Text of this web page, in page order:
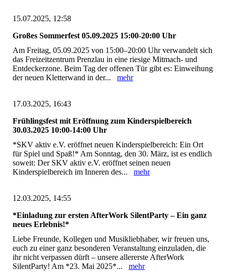
15.07.2025, 12:58
Großes Sommerfest 05.09.2025 15:00-20:00 Uhr
Am Freitag, 05.09.2025 von 15:00–20:00 Uhr verwandelt sich
das Freizeitzentrum Prenzlau in eine riesige Mitmach- und
Entdeckerzone. Beim Tag der offenen Tür gibt es: Einweihung
der neuen Kletterwand in der... mehr
17.03.2025, 16:43
Frühlingsfest mit Eröffnung zum Kinderspielbereich
30.03.2025 10:00-14:00 Uhr
*SKV aktiv e.V. eröffnet neuen Kinderspielbereich: Ein Ort
für Spiel und Spaß!* Am Sonntag, den 30. März, ist es endlich
soweit: Der SKV aktiv e.V. eröffnet seinen neuen
Kinderspielbereich im Inneren des... mehr
12.03.2025, 14:55
*Einladung zur ersten AfterWork SilentParty – Ein ganz
neues Erlebnis!*
Liebe Freunde, Kollegen und Musikliebhaber, wir freuen uns,
euch zu einer ganz besonderen Veranstaltung einzuladen, die
ihr nicht verpassen dürft – unsere allererste AfterWork
SilentParty! Am *23. Mai 2025*... mehr